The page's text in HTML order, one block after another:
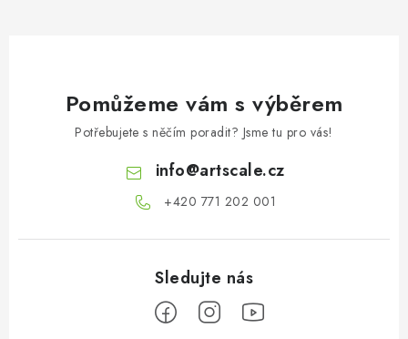
Pomůžeme vám s výběrem
Potřebujete s něčím poradit? Jsme tu pro vás!
info@artscale.cz
+420 771 202 001​